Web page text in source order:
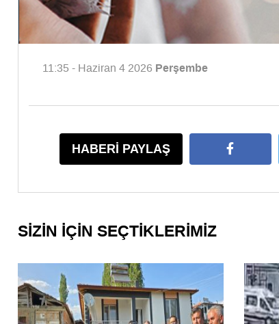
11:35 - Haziran 4 2026 Perşembe
HABERİ PAYLAŞ
SİZİN İÇİN SEÇTİKLERİMİZ